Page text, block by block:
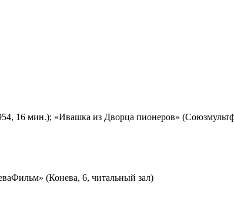
16 мин.); «Ивашка из Дворца пионеров»
(Конева, 6, читальный зал)